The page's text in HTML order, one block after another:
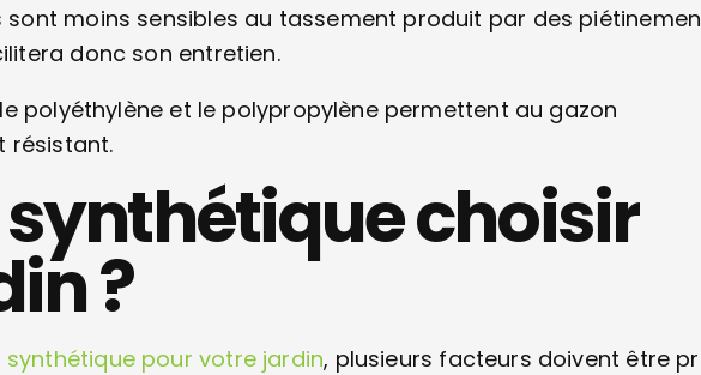
sont moins sensibles au tassement produit par des
donc son entretien.
polyéthylène et le polypropylène permettent au gazon
résistant.
choisir
?
synthétique pour votre jardin, plusieurs facteurs doivent être